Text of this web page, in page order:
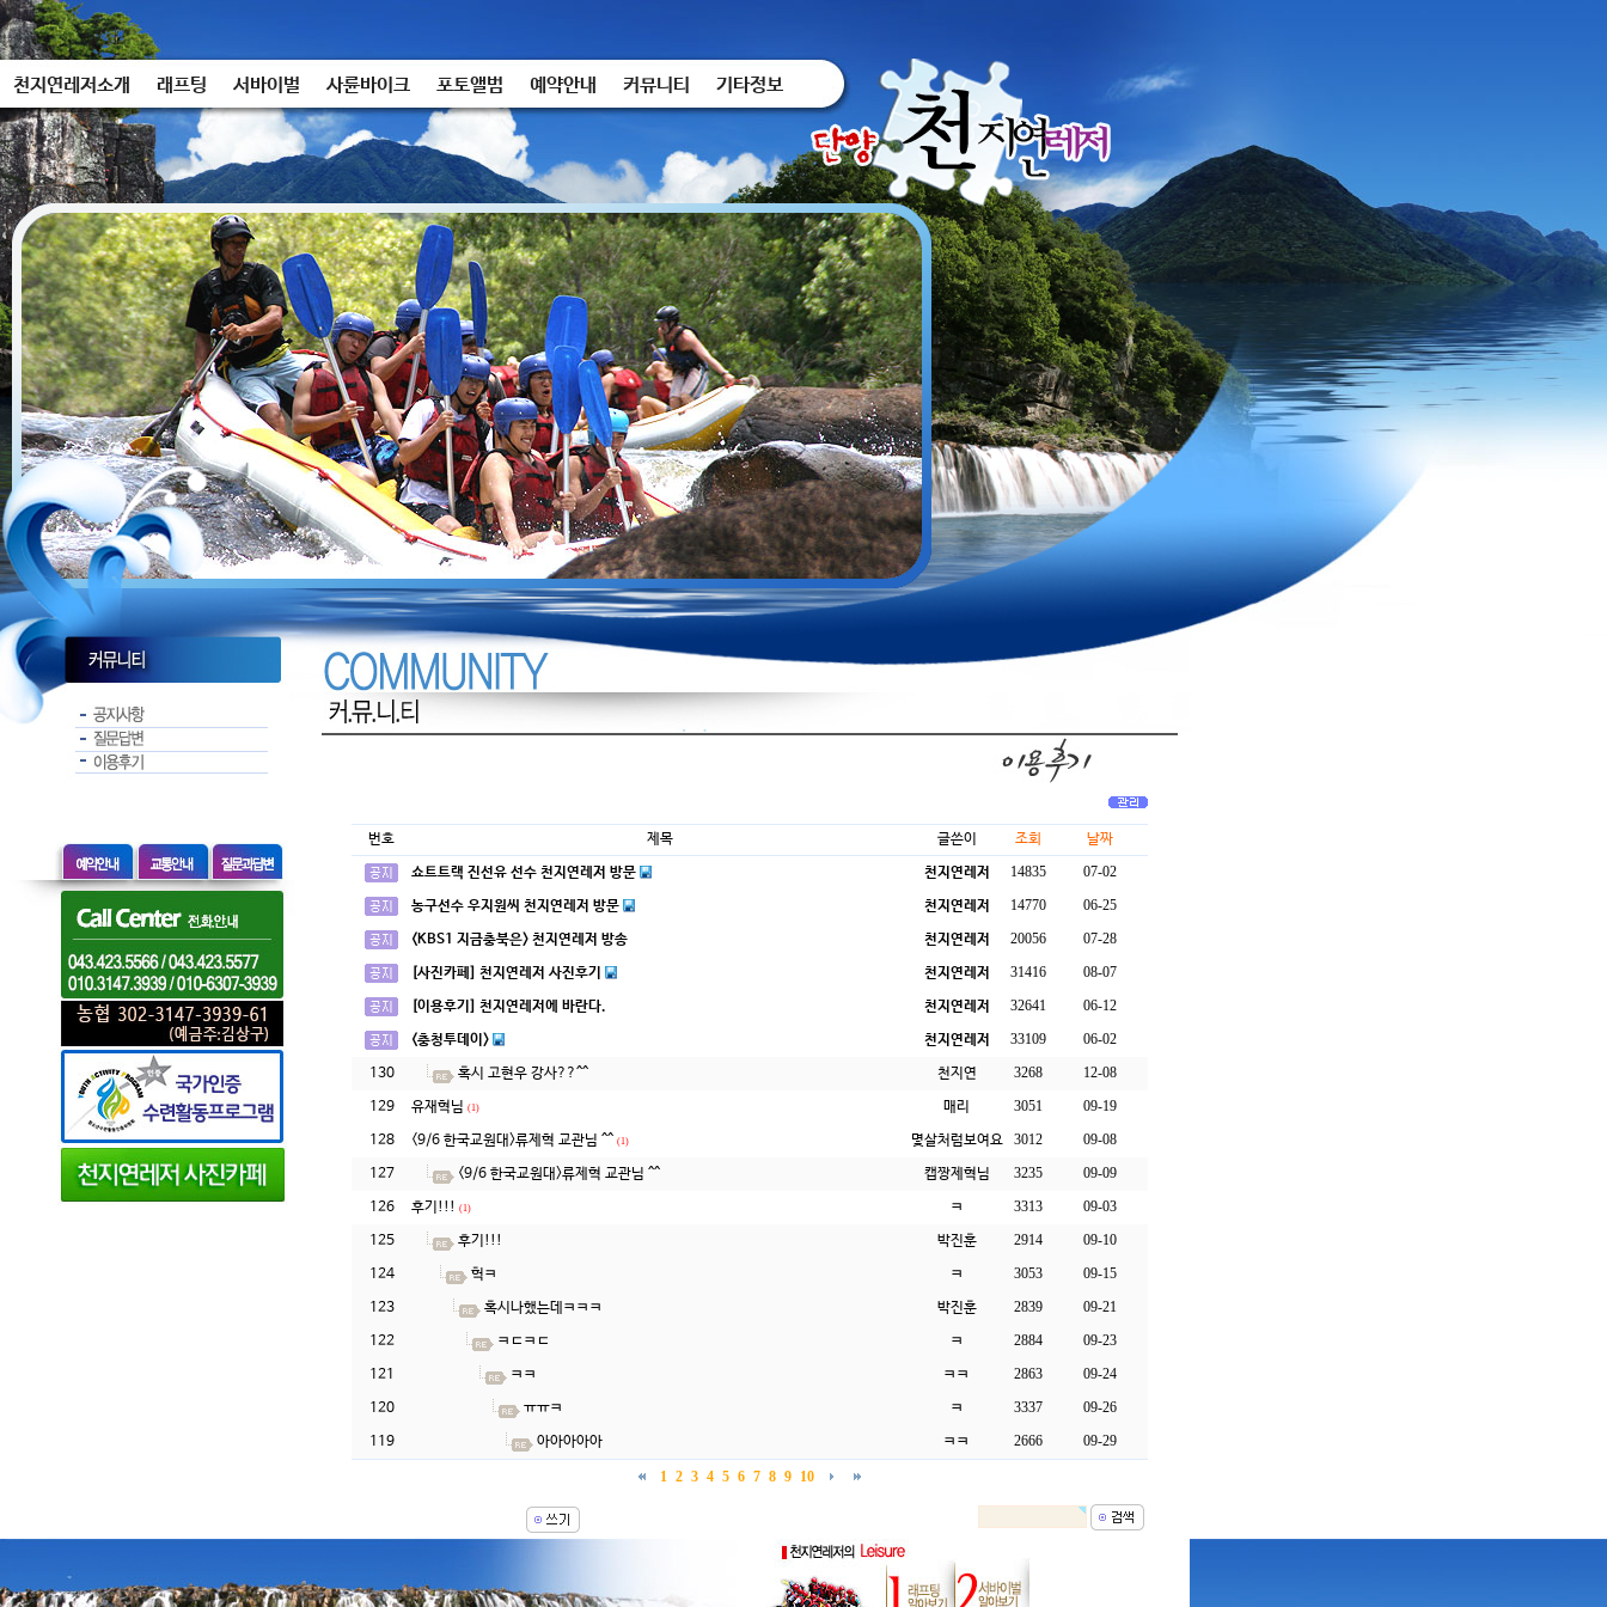
천지연레저소개 래프팅 서바이벌 사륜바이크 포토앨범 예약안내 커뮤니티 기타정보
번호 제목 글쓴이 조회
날짜
쇼트트랙 진선유 선수 천지연레저 방문
천지연레저 14835 07-02
농구선수 우지원씨 천지연레저 방문 천지연레저 14770 06-25
<KBS1 지금충북은> 천지연레저 방송 천지연레저 20056 07-28
[사진카페] 천지연레저 사진후기 천지연레저 31416 08-07
[이용후기] 천지연레저에 바란다. 천지연레저 32641 06-12
<충청투데이> 천지연레저 33109 06-02
130 혹시 고현우 강사??^^ 천지연 3268 12-08
129 유재혁님 (1) 매리 3051 09-19
128 <9/6 한국교원대>류제혁 교관님 ^^ (1) 몇살처럼보여요 3012 09-08
127 <9/6 한국교원대>류제혁 교관님 ^^ 캡짱제혁님 3235 09-09
126 후기!!! (1) ㅋ 3313 09-03
125 후기!!! 박진훈 2914 09-10
124 헉ㅋ ㅋ 3053 09-15
123 혹시나했는데ㅋㅋㅋ 박진훈 2839 09-21
122 ㅋㄷㅋㄷ ㅋ 2884 09-23
121 ㅋㅋ ㅋㅋ 2863 09-24
120 ㅠㅠㅋ ㅋ 3337 09-26
119 아아아아아 ㅋㅋ 2666 09-29
1 2 3 4 5 6 7 8 9 10